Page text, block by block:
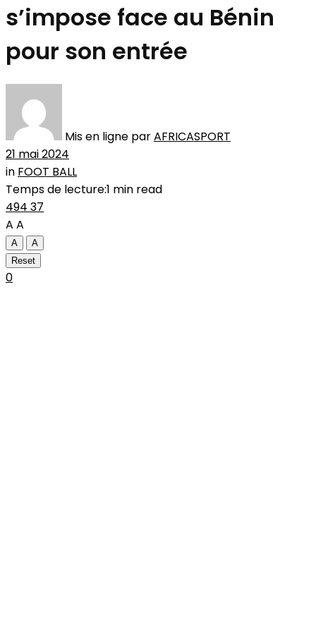
s’impose face au Bénin
pour son entrée
Mis en ligne parAFRICASPORT
21 mai 2024
in FOOT BALL
Temps de lecture:1 min read
494 37
A A
A
A
Reset
0